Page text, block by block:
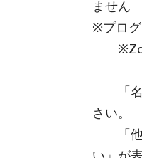
ません
※プロ
「名
さい。
「他